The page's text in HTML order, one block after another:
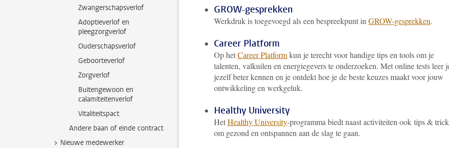
Zwangerschapsverlof
Adoptieverlof en
pleegzorgverlof
Ouderschapsverlof
Geboorteverlof
Zorgverlof
Buitengewoon en
calamiteitenverlof
Vitaliteitspact
Andere baan of einde contract
Nieuwe medewerker
GROW-gesprekken
Werkdruk is toegevoegd als een bespreekpunt in GROW-gesprekken.
Career Platform
Op hetCareer Platformkun je terecht voor handige tips en tools om je
talenten, valkuilen en energiegevers te onderzoeken. Met online tests leer
jezelf beter kennen en je ontdekt hoe je de beste keuzes maakt voor jouw
ontwikkeling en werkgeluk.
Healthy University
HetHealthy University-programma biedt naast activiteiten ook tips &
om gezond en ontspannen aan de slag te gaan.